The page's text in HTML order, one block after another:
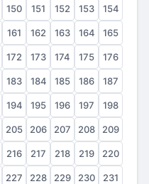
150 151 152 153 154
161 162 163 164 165
172 173 174 175 176
183 184 185 186 187
194 195 196 197 198
205 206 207 208 209
216 217 218 219 220
227 228 229 230 231